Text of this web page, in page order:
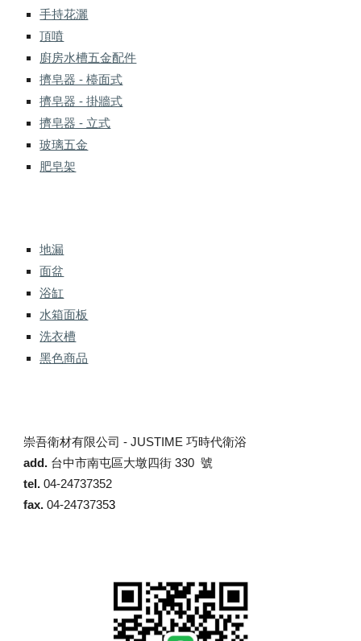
手持花灑
頂噴
廚房水槽五金配件
擠皂器 - 檯面式
擠皂器 - 掛牆式
擠皂器 - 立式
玻璃五金
肥皂架
地漏
面盆
浴缸
水箱面板
洗衣槽
黑色商品
崇吾衛材有限公司 -JUSTIME 巧時代衛浴
add. 台中市南屯區大墩四街 330 號
tel.04-24737352
fax.04-24737353